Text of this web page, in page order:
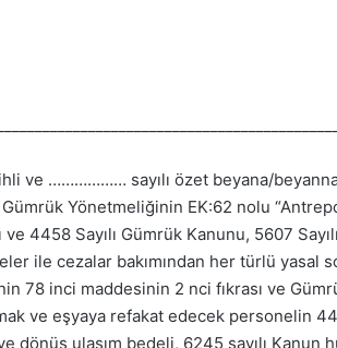
ve ……………… sayılı özet beyana/
Yönetmeliğinin EK:62 nolu
4458 Sayılı Gümrük Kanunu, 5607
ile cezalar bakımından her türlü
78 inci maddesinin 2 nci fıkrası ve
ve eşyaya refakat edecek personelin
ulaşım bedeli, 6245 sayılı Kanun